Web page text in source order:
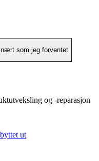
nært som jeg forventet
og -reparasjon
ut